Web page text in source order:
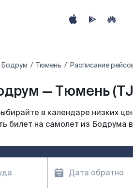
Бодрум Тюмень Расписание
— Тюмень
в календаре низких
билет на самолет из Бодрума